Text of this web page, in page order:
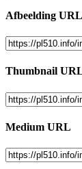
Afbeelding URL
Thumbnail
Medium URL